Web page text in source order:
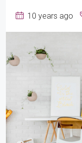
10 years ago